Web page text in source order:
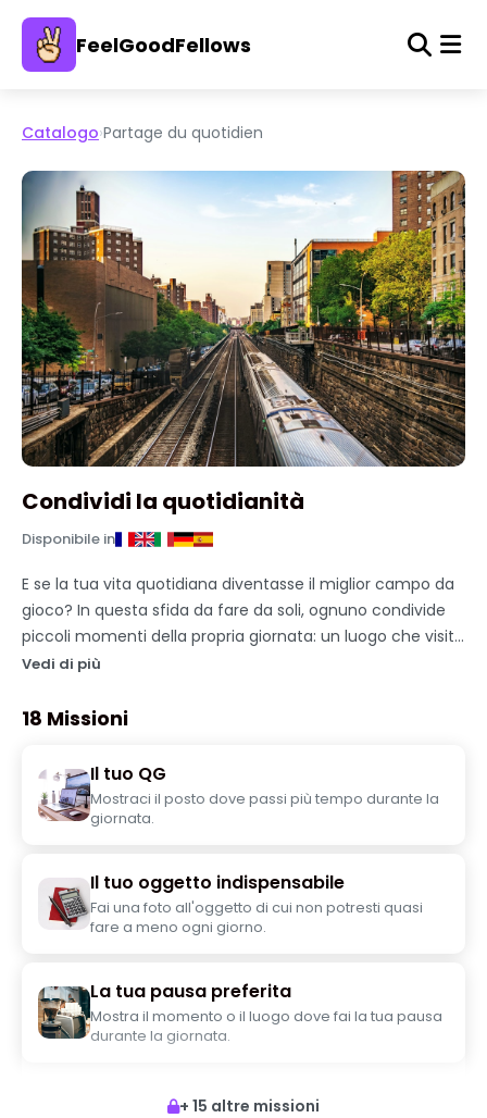
FeelGoodFellows
Catalogo›Partage du quotidien
Condividi la quotidianità
Disponibile in
E se la tua vita quotidiana diventasse il miglior campo da
gioco? In questa sfida da fare da soli, ognuno condivide
piccoli momenti della propria giornata: un luogo che visita
spesso, un'abitudine strana, un oggetto improbabile, una
qualcosa della sua vita. Per 1 o 2 giorni, i partecipanti
quotidianità sotto un'angolazione divertente, inaspettata
o rivelatrice. L'obiettivo: far ridere gli altri, sorprendere e
scoprire un po' di più su ciascuno. Una sfida semplice e
e scoprire le piccole cose che rendono unica ogni
persona. Perché in fondo, anche le giornate più ordinarie
possono diventare molto divertenti quando le si condivide
Vedi di più
18 Missioni
Il tuo QG
Mostraci il posto dove passi più tempo durante la
giornata.
Il tuo oggetto indispensabile
Fai una foto all'oggetto di cui non potresti quasi
fare a meno ogni giorno.
La tua pausa preferita
Mostra il momento o il luogo dove fai la tua pausa
durante la giornata.
+ 15 altre missioni